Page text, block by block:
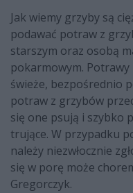
Jak wiemy grzyby są
podawać potraw z
starszym oraz osobą
pokarmowym.
świeże, bezpośrednio
potraw z grzybów
się one psują i szybko
trujące. W przypadku
należy niezwłocznie
się w porę może
Gregorczyk.